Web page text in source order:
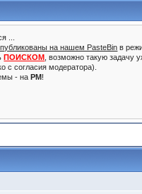
...
на нашем PasteBin в
ПОИСКОМ , возможно такую задачу
с согласия модератора).
- наPM!